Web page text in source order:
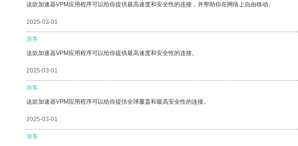
这款加速器VPM应用程序可以给你提供最高速度和安全性的连接，并帮助你在网络上自由移动。
2025-03-01
游客
这款加速器VPM应用程序可以给你提供最高速度和安全性的连接。
2025-03-01
游客
这款加速器VPM应用程序可以给你提供全球覆盖和最高安全性的连接。
2025-03-01
游客